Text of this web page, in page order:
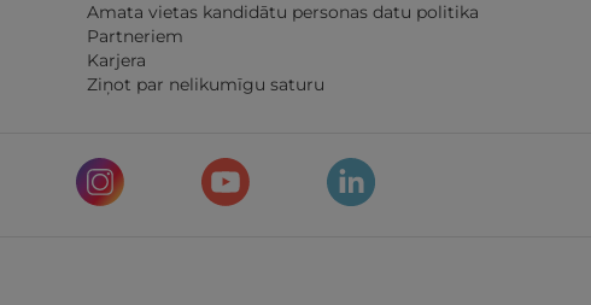
Amata vietas kandidātu personas datu politika
Partneriem
Karjera
Ziņot par nelikumīgu saturu